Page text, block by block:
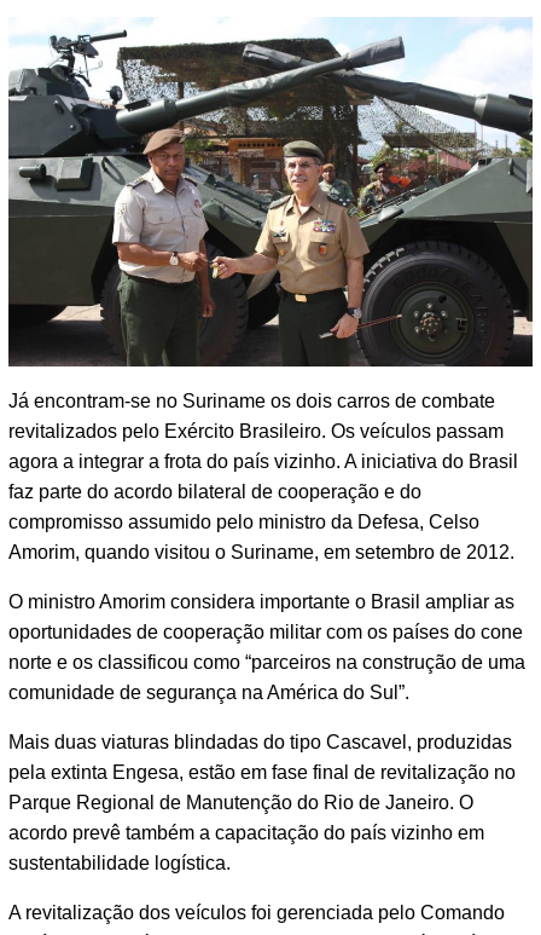
Já encontram-se no Suriname os dois carros de combate
revitalizados pelo Exército Brasileiro. Os veículos passam
agora a integrar a frota do país vizinho. A iniciativa do Brasil
faz parte do acordo bilateral de cooperação e do
compromisso assumido pelo ministro da Defesa, Celso
Amorim, quando visitou o Suriname, em setembro de 2012.
O ministro Amorim considera importante o Brasil ampliar as
oportunidades de cooperação militar com os países do cone
norte e os classificou como “parceiros na construção de uma
comunidade de segurança na América do Sul”.
Mais duas viaturas blindadas do tipo Cascavel, produzidas
pela extinta Engesa, estão em fase final de revitalização no
Parque Regional de Manutenção do Rio de Janeiro. O
acordo prevê também a capacitação do país vizinho em
sustentabilidade logística.
A revitalização dos veículos foi gerenciada pelo Comando